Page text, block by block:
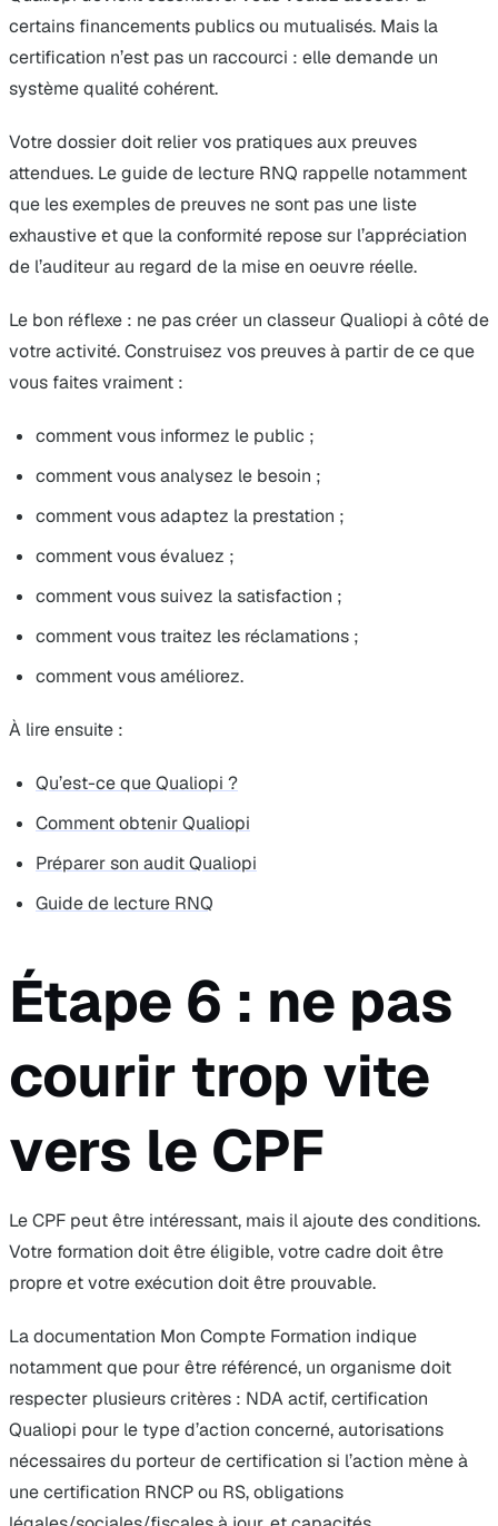
certains financements publics ou mutualisés. Mais la
certification n’est pas un raccourci : elle demande un
système qualité cohérent.
Votre dossier doit relier vos pratiques aux preuves
attendues. Le guide de lecture RNQ rappelle notamment
que les exemples de preuves ne sont pas une liste
exhaustive et que la conformité repose sur l’appréciation
de l’auditeur au regard de la mise en oeuvre réelle.
Le bon réflexe : ne pas créer un classeur Qualiopi à côté de
votre activité. Construisez vos preuves à partir de ce que
vous faites vraiment :
comment vous informez le public ;
comment vous analysez le besoin ;
comment vous adaptez la prestation ;
comment vous évaluez ;
comment vous suivez la satisfaction ;
comment vous traitez les réclamations ;
comment vous améliorez.
À lire ensuite :
Qu’est-ce que Qualiopi ?
Comment obtenir Qualiopi
Préparer son audit Qualiopi
Guide de lecture RNQ
Étape 6 : ne pas
courir trop vite
vers le CPF
Le CPF peut être intéressant, mais il ajoute des conditions.
Votre formation doit être éligible, votre cadre doit être
propre et votre exécution doit être prouvable.
La documentation Mon Compte Formation indique
notamment que pour être référencé, un organisme doit
respecter plusieurs critères : NDA actif, certification
Qualiopi pour le type d’action concerné, autorisations
nécessaires du porteur de certification si l’action mène à
une certification RNCP ou RS, obligations